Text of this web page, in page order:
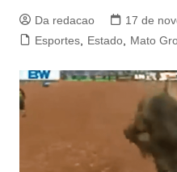
Da redacao 17 de
Esportes, Estado, Mato